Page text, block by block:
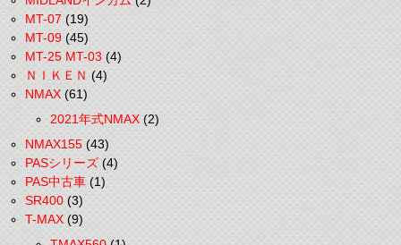
MT-07(19)
MT-09(45)
MT-25 MT-03(4)
ＮＩＫＥＮ(4)
NMAX(61)
2021年式NMAX(2)
NMAX155(43)
PASシリーズ(4)
PAS中古車(1)
SR400(3)
T-MAX(9)